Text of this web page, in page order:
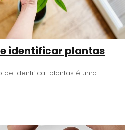
identificar plantas
de identificar plantas é uma